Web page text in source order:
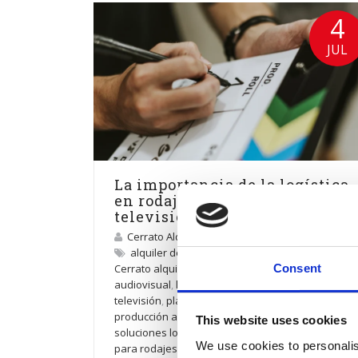
Consent
This website uses cookies
We use cookies to
4
JUL
La importancia de la logística
en rodajes de cine y
televisión
Cerrato Alquiler
alquiler de vehículos para producciones
Cerrato alquiler audiovisual
logística
audiovisual logística en rodajes de cine y
televisión planificación logística cine
producción audiovisual,rodajes en Madrid,
soluciones logísticas para rodajes
para rodajes
vehículos para cine y televisión